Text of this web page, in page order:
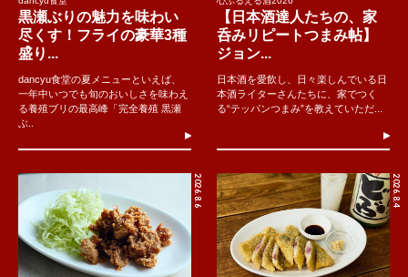
黒瀬ぶりの魅力を味わい
尽くす！フライの豪華3種
盛り...
dancyu食堂の夏メニューといえば、
一年中いつでも旬のおいしさを味わえ
る養殖ブリの最高峰「完全養殖 黒瀬
ぶ..
【日本酒達人たちの、家
呑みリピートつまみ帖】
ジョン...
日本酒を愛飲し、日々楽しんでいる日
本酒ライターさんたちに、家でつく
る“テッパンつまみ”を教えていただ...
2026.8.6 2026.8.4